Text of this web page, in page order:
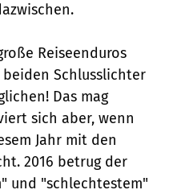
Reiseenduros
Schlusslichter
Das mag
sich aber, wenn
Jahr mit den
2016 betrug der
und "schlechtestem"